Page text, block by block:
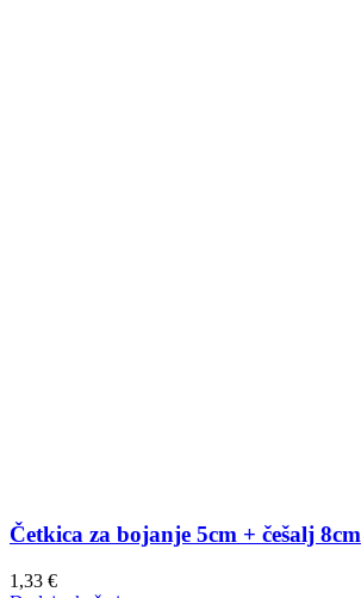
Četkica za bojanje 5cm + češalj 8cm
1,33 €